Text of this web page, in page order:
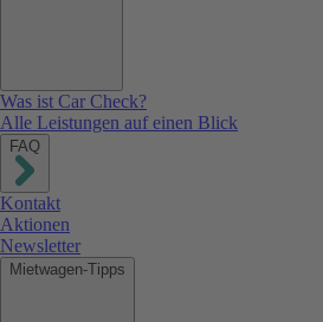
Was ist Car Check?
Alle Leistungen auf einen Blick
FAQ
Kontakt
Aktionen
Newsletter
Mietwagen-Tipps